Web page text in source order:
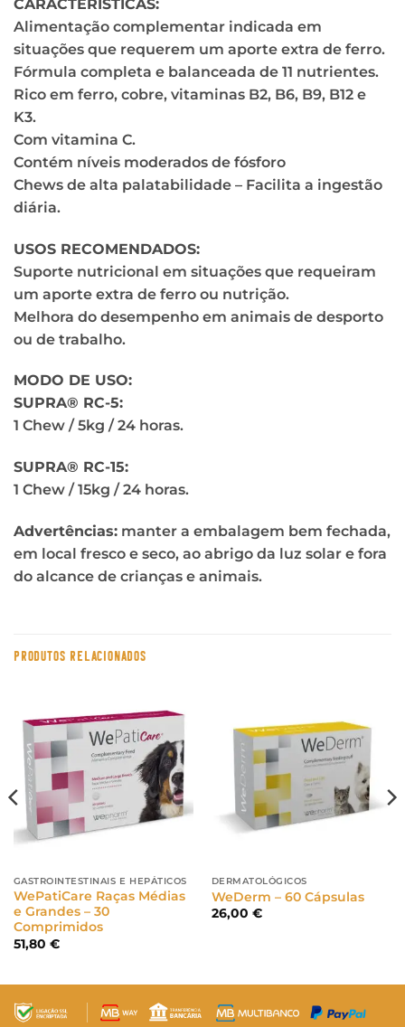
CARACTERISTICAS:
Alimentação complementar indicada em
situações que requerem um aporte extra de ferro.
Fórmula completa e balanceada de 11 nutrientes.
Rico em ferro, cobre, vitaminas B2, B6, B9, B12 e
K3.
Com vitamina C.
Contém níveis moderados de fósforo
Chews de alta palatabilidade – Facilita a ingestão
diária.
USOS RECOMENDADOS:
Suporte nutricional em situações que requeiram
um aporte extra de ferro ou nutrição.
Melhora do desempenho em animais de desporto
ou de trabalho.
MODO DE USO:
SUPRA® RC-5:
1 Chew / 5kg / 24 horas.
SUPRA® RC-15:
1 Chew / 15kg / 24 horas.
Advertências: manter a embalagem bem fechada,
em local fresco e seco, ao abrigo da luz solar e fora
do alcance de crianças e animais.
PRODUTOS RELACIONADOS
GASTROINTESTINAIS E HEPÁTICOS
WePatiCare Raças Médias
e Grandes – 30
Comprimidos
51,80 €
DERMATOLÓGICOS
WeDerm – 60 Cápsulas
26,00 €